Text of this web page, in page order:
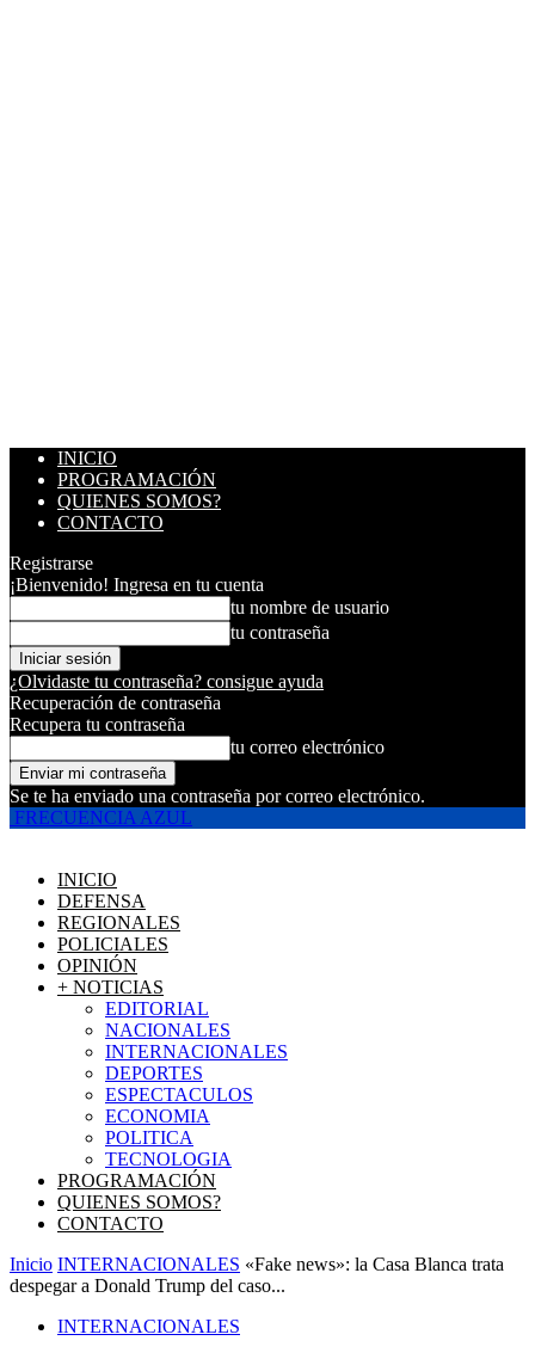
INICIO
PROGRAMACIÓN
QUIENES SOMOS?
CONTACTO
Registrarse
¡Bienvenido! Ingresa en tu cuenta
tu nombre de usuario
tu contraseña
¿Olvidaste tu contraseña? consigue ayuda
Recuperación de contraseña
Recupera tu contraseña
tu correo electrónico
Se te ha enviado una contraseña por correo electrónico.
FRECUENCIA AZUL
INICIO
DEFENSA
REGIONALES
POLICIALES
OPINIÓN
+ NOTICIAS
EDITORIAL
NACIONALES
INTERNACIONALES
DEPORTES
ESPECTACULOS
ECONOMIA
POLITICA
TECNOLOGIA
PROGRAMACIÓN
QUIENES SOMOS?
CONTACTO
Inicio INTERNACIONALES «Fake news»: la Casa Blanca trata
despegar a Donald Trump del caso...
INTERNACIONALES